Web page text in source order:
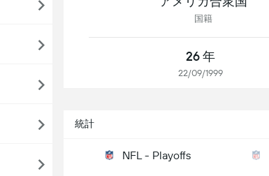
国籍
26 年
22/09/1999
統計
NFL - Playoffs